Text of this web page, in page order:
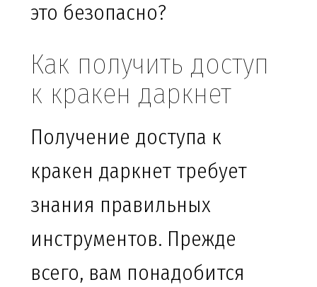
это безопасно?
Как получить доступ
к кракен даркнет
Получение доступа к
кракен даркнет требует
знания правильных
инструментов. Прежде
всего, вам понадобится